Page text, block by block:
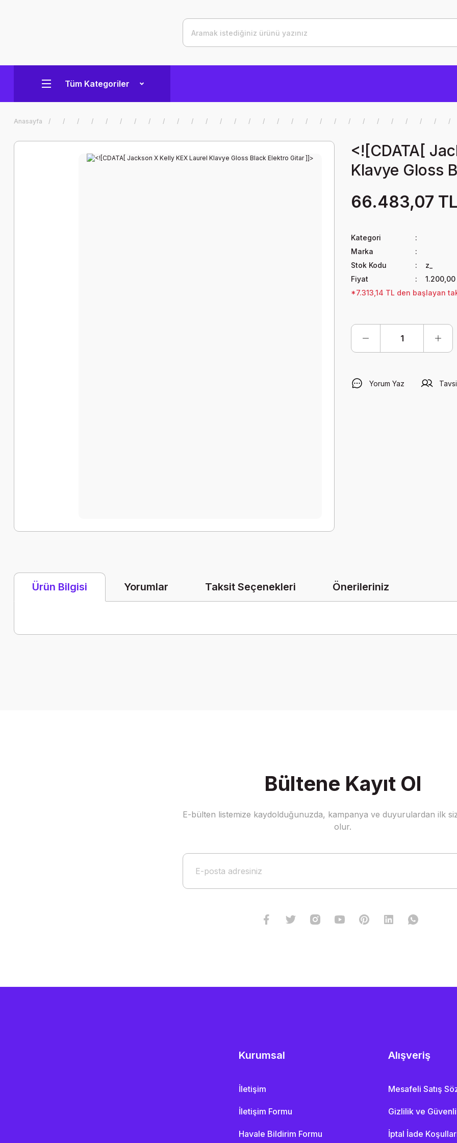
Tüm Kategoriler
Anasayfa
<![CDATA[
Klavye Gloss
66.483,07 TL
Kategori
Marka
Stok Kodu
z_
Fiyat
1.200,00
*7.313,14 TL den başlayan
Yorum Yaz
Ürün Bilgisi Yorumlar Taksit Seçenekleri Önerileriniz
Gönder
Bültene Kayıt Ol
E-bülten listemize kaydolduğunuzda, kampanya ve duyurulardan ilk
olur.
Kurumsal
İletişim
İletişim Formu
Havale Bildirim Formu
Alışveriş
Mesafeli Satış
Gizlilik ve
İptal İade